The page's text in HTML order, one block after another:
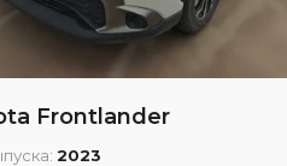
Frontlander
2023